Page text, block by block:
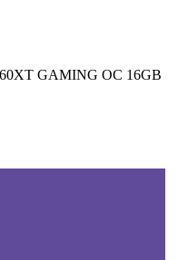
GAMING OC 16GB